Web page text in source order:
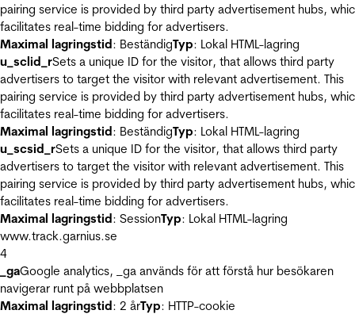
pairing service is provided by third party advertisement hubs,
facilitates real-time bidding for advertisers.
Maximal lagringstid: BeständigTyp: Lokal HTML-lagring
u_sclid_rSets a unique ID for the visitor, that allows third party
advertisers to target the visitor with relevant advertisement. This
pairing service is provided by third party advertisement hubs,
facilitates real-time bidding for advertisers.
Maximal lagringstid: BeständigTyp: Lokal HTML-lagring
u_scsid_rSets a unique ID for the visitor, that allows third party
advertisers to target the visitor with relevant advertisement. This
pairing service is provided by third party advertisement hubs,
facilitates real-time bidding for advertisers.
Maximal lagringstid: SessionTyp: Lokal HTML-lagring
www.track.garnius.se
4
_gaGoogle analytics, _ga används för att förstå hur besökaren
navigerar runt på webbplatsen
Maximal lagringstid: 2 årTyp: HTTP-cookie